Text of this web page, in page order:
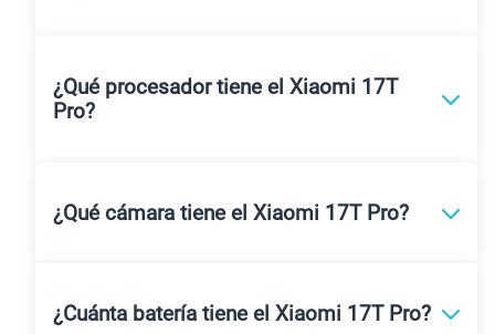
¿Qué procesador tiene el Xiaomi 17T
Pro?
¿Qué cámara tiene el Xiaomi 17T Pro?
¿Cuánta batería tiene el Xiaomi 17T Pro?